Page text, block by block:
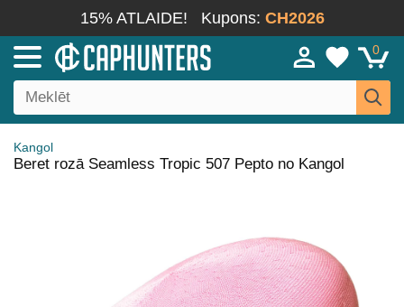
15% ATLAIDE! Kupons: CH2026
0
Kangol
Beret rozā Seamless Tropic 507 Pepto no Kangol